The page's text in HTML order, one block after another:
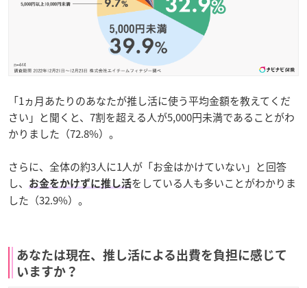
「1ヵ月あたりのあなたが推し活に使う平均金額を教えてくだ
さい」と聞くと、7割を超える人が5,000円未満であることがわ
かりました（72.8%）。
さらに、全体の約3人に1人が「お金はかけていない」と回答
し、
お金をかけずに推し活をしている人も多いことがわかりま
した（32.9%）。
あなたは現在、推し活による出費を負担に感じて
いますか？